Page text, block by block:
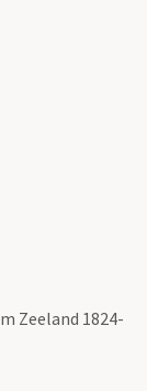
Zeeland 1824-